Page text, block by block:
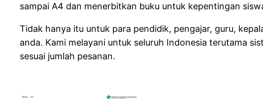
sampai A4 dan menerbitkan buku untuk kepentingan
Tidak hanya itu untuk para pendidik, pengajar, guru,
anda. Kami melayani untuk seluruh Indonesia terutama
sesuai jumlah pesanan.